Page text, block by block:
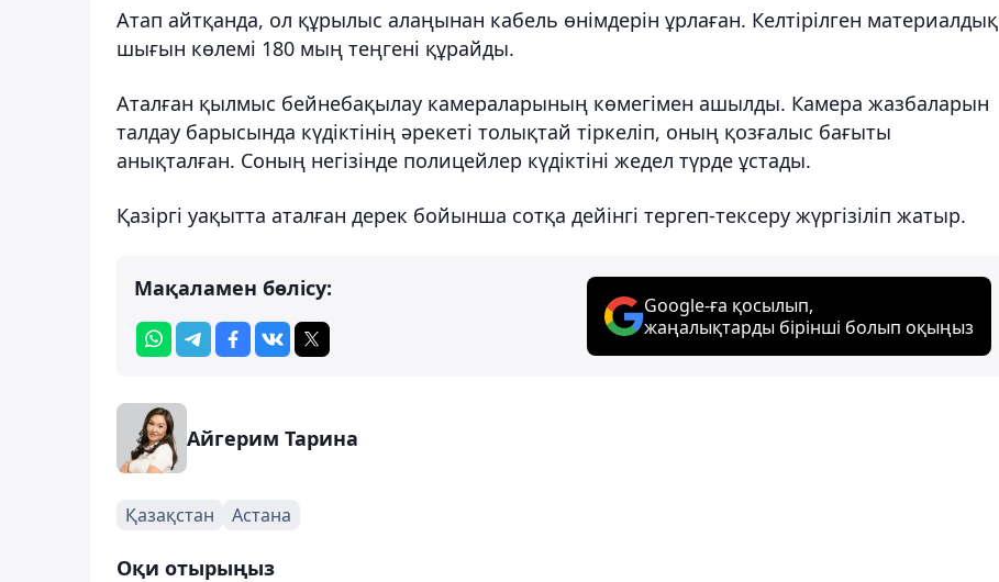
Атап айтқанда, ол құрылыс алаңынан кабель өнімдерін ұрлаған. Келтірілген материалдық
шығын көлемі 180 мың теңгені құрайды.
Аталған қылмыс бейнебақылау камераларының көмегімен ашылды. Камера жазбаларын
талдау барысында күдіктінің әрекеті толықтай тіркеліп, оның қозғалыс бағыты
анықталған. Соның негізінде полицейлер күдіктіні жедел түрде ұстады.
Қазіргі уақытта аталған дерек бойынша сотқа дейінгі тергеп-тексеру жүргізіліп жатыр.
Мақаламен бөлісу:
Google-ға қосылып,
жаңалықтарды бірінші болып оқыңыз
Айгерим Тарина
Қазақстан Астана
Оқи отырыңыз